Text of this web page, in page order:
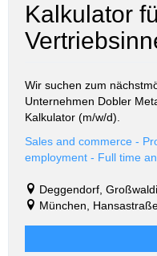
Kalkulator
Wir suchen zum
Unternehmen Dobler
Kalkulator (m/w/d).
Sales and commerce -
employment - Full time
Deggendorf,
München,